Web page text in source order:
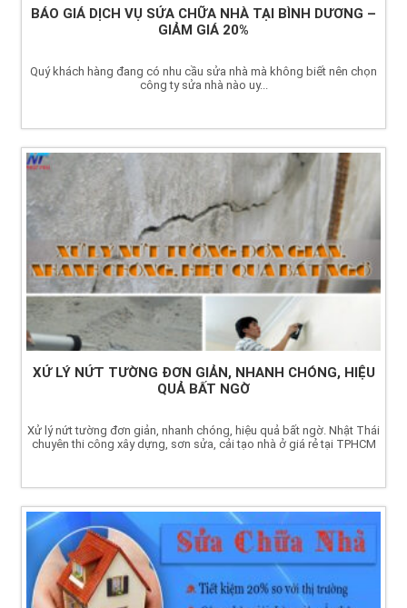
BÁO GIÁ DỊCH VỤ SỬA CHỮA NHÀ TẠI BÌNH DƯƠNG –
GIẢM GIÁ 20%
Quý khách hàng đang có nhu cầu sửa nhà mà không biết nên chọn
công ty sửa nhà nào uy...
XỬ LÝ NỨT TƯỜNG ĐƠN GIẢN, NHANH CHÓNG, HIỆU
QUẢ BẤT NGỜ
Xử lý nứt tường đơn giản, nhanh chóng, hiệu quả bất ngờ. Nhật Thái
chuyên thi công xây dựng, sơn sửa, cải tạo nhà ở giá rẻ tại TPHCM